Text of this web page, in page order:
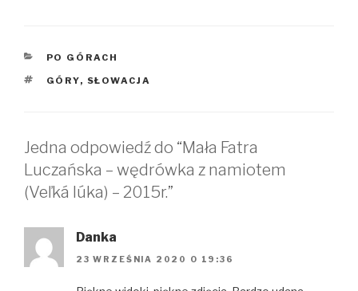
KATEGORIE
PO GÓRACH
TAGI
GÓRY, SŁOWACJA
Jedna odpowiedź do “Mała Fatra
Luczańska – wędrówka z namiotem
(Veľká lúka) – 2015r.”
Danka
23 WRZEŚNIA 2020 O 19:36